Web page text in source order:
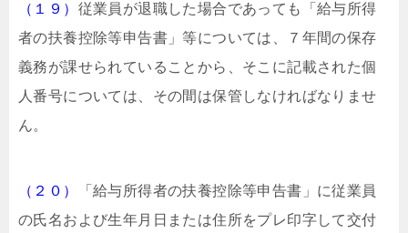
（１９） 従業員が退職した場合であっても「給与所得
者の扶養控除等申告書」等については、７年間の保存
義務が課せられていることから、そこに記載された個
人番号については、その間は保管しなければなりませ
ん。
（２０）
「給与所得者の扶養控除等申告書」に従業員
の氏名および生年月日または住所をプレ印字して交付